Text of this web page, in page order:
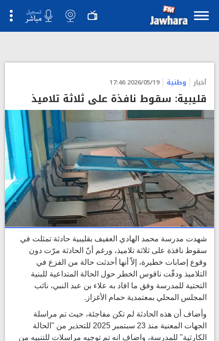
أخبار وطنية 2026/05/19 17:46
قليبية: سقوط نافذة على ثلاثة تلاميذ
شهدت مدرسة محمد الهادي العفيف بقليبية حادثة تمثلت في
سقوط نافذة على ثلاثة تلاميذ، ورغم أنّ الحادثة مرّت دون
وقوع إصابات خطيرة، إلاّ أنها أحدثت حالة من الفزع في
التلاميذ ودقّت ناقوس الخطر حول الحالة المتداعية للبنية
التحتية للمدرسة وفق ما افاد به علاء بن عبد النبي، نائب
المجلس المحلي بمعتمدية حمام الأغزاز.
وأضاف أن هذه الحادثة لم تكن مفاجئة، حيث تم مراسلة
الجهات المعنية منذ 23 سبتمبر 2025 للتحذير من "الحالة
الكارثية" للمدرسة، واضاف انه تم توجيه مراسلات للتنبيه من